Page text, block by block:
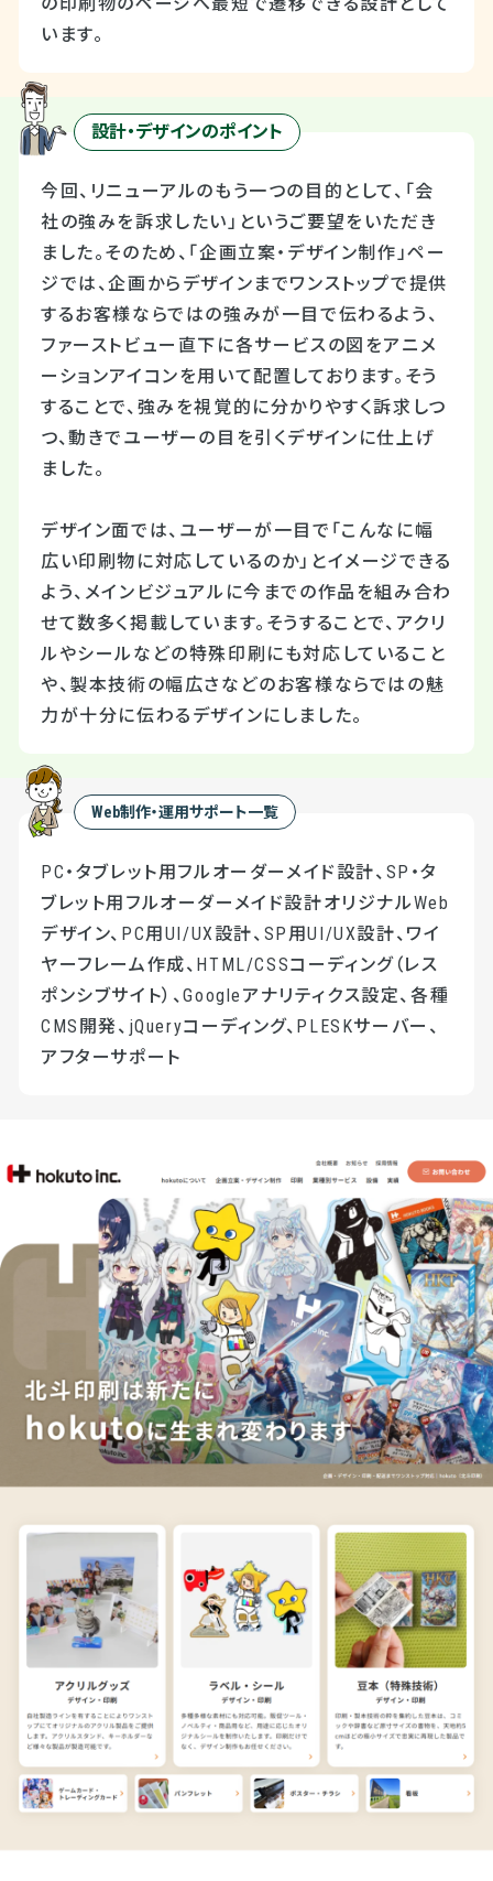
います。
設計・デザインのポイント
今回、リニューアルのもう一つの目的として、「会
社の強みを訴求したい」というご要望をいただき
ました。そのため、「企画立案・デザイン制作」ペー
ジでは、企画からデザインまでワンストップで提供
するお客様ならではの強みが一目で伝わるよう、
ファーストビュー直下に各サービスの図をアニメ
ーションアイコンを用いて配置しております。そう
することで、強みを視覚的に分かりやすく訴求しつ
つ、動きでユーザーの目を引くデザインに仕上げ
ました。
デザイン面では、ユーザーが一目で「こんなに幅
広い印刷物に対応しているのか」とイメージできる
よう、メインビジュアルに今までの作品を組み合わ
せて数多く掲載しています。そうすることで、アクリ
ルやシールなどの特殊印刷にも対応していること
や、製本技術の幅広さなどのお客様ならではの魅
力が十分に伝わるデザインにしました。
Web制作・運用サポート一覧
PC・タブレット用フルオーダーメイド設計、SP・タ
ブレット用フルオーダーメイド設計オリジナルWeb
デザイン、PC用UI/UX設計、SP用UI/UX設計、ワイ
ヤーフレーム作成、HTML/CSSコーディング（レス
ポンシブサイト）、Googleアナリティクス設定、各種
CMS開発、jQueryコーディング、PLESKサーバー、
アフターサポート